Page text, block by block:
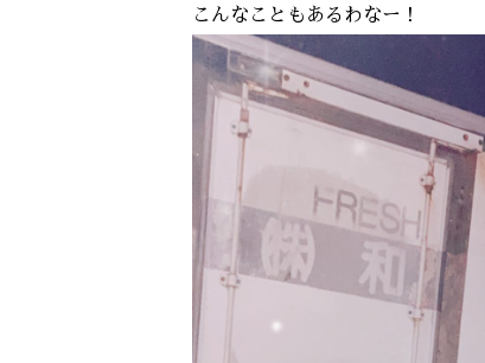
こんなこともあるわなー！